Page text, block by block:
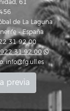
61
de La Laguna
- España
31 92 00
922 31 92 00
info@fg.ull.es
previa